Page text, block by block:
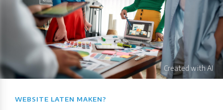
WEBSITE LATEN MAKEN?​​​​​​​​​​​​​​